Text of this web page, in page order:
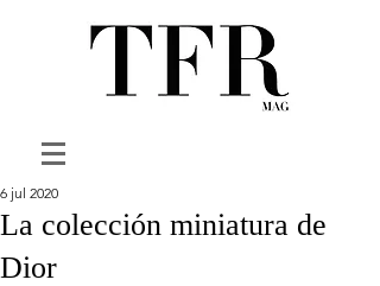
La colección miniatura de
Dior
6 jul 2020